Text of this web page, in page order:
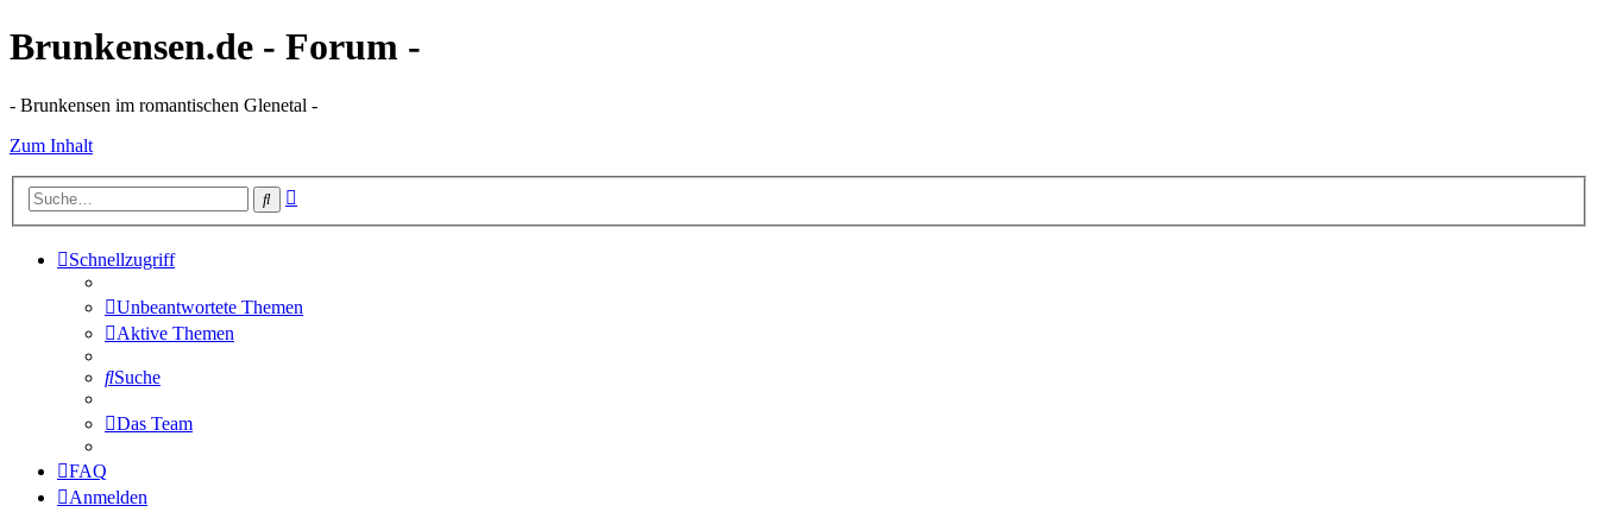
Brunkensen.de - Forum -
- Brunkensen im romantischen Glenetal -
Zum Inhalt
Suche
Schnellzugriff
Unbeantwortete Themen
Aktive Themen
Suche
Das Team
FAQ
Anmelden